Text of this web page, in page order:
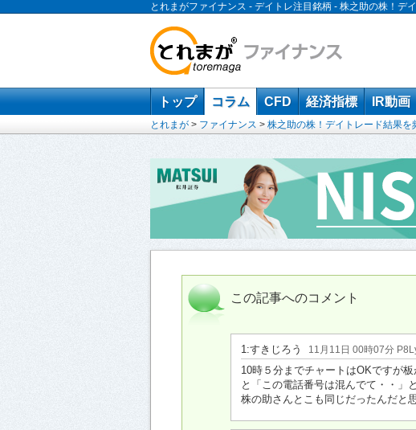
とれまがファイナンス - デイトレ注目銘柄 - 株之助の株！デ
トップ コラム CFD 経済指標 IR動画
とれまが > ファイナンス > 株之助の株！デイトレード結果を
この記事へのコメント
1:すきじろう 11月11日 00時07分
10時５分までチャートはOKですが
と「この電話番号は混んでて・・」
株の助さんとこも同じだったんだと